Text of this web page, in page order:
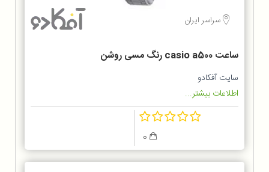
سراسر ایران
ساعت casio a500 رنگ مسی روشن
سایت آفکادو
اطلاعات بیشتر...